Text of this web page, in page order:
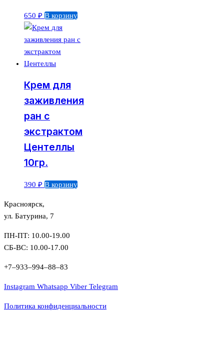
650 ₽ В корзину
Крем для
заживления
ран с
экстрактом
Центеллы
10гр.
390 ₽ В корзину
Красноярск,
ул. Батурина, 7
ПН-ПТ: 10.00-19.00
СБ-ВС: 10.00-17.00
+7‒933‒994‒88‒83
Instagram Whatsapp Viber Telegram
Политика конфиденциальности